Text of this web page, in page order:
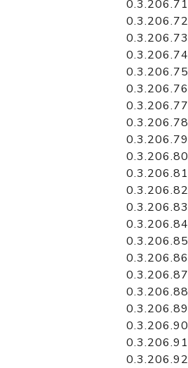
0.3.206.71
0.3.206.72
0.3.206.73
0.3.206.74
0.3.206.75
0.3.206.76
0.3.206.77
0.3.206.78
0.3.206.79
0.3.206.80
0.3.206.81
0.3.206.82
0.3.206.83
0.3.206.84
0.3.206.85
0.3.206.86
0.3.206.87
0.3.206.88
0.3.206.89
0.3.206.90
0.3.206.91
0.3.206.92